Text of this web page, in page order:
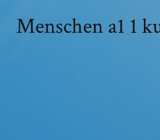
Menschen a1 1